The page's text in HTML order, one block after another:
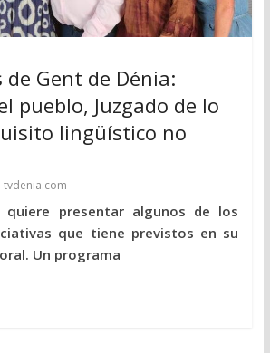
de Gent de Dénia:
pueblo, Juzgado de lo
lingüístico no
tvdenia.com
quiere presentar algunos de los
que tiene previstos en su
Un programa